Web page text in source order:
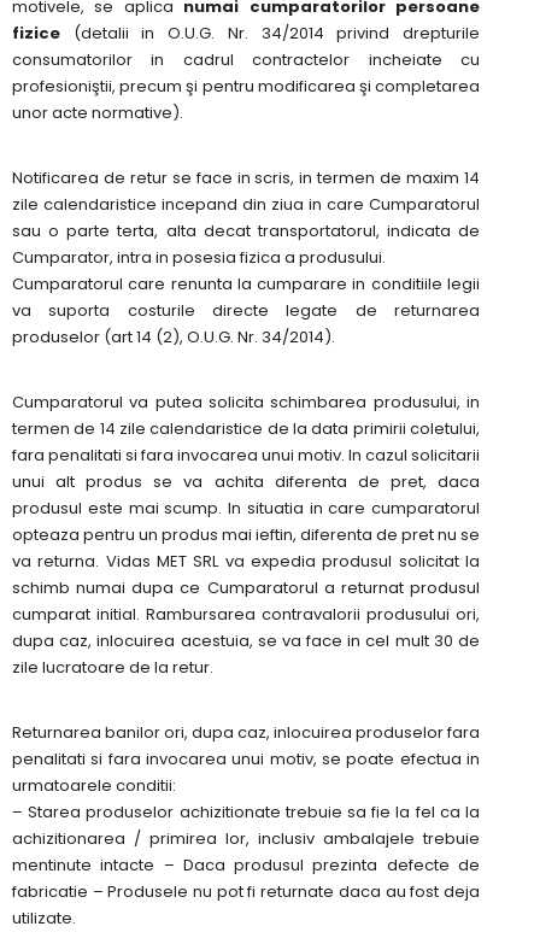
motivele, se aplica numai cumparatorilor persoane
fizice (detalii in O.U.G. Nr. 34/2014 privind drepturile
consumatorilor in cadrul contractelor incheiate cu
profesioniştii, precum şi pentru modificarea şi completarea
unor acte normative).
Notificarea de retur se face in scris, in termen de maxim 14
zile calendaristice incepand din ziua in care Cumparatorul
sau o parte terta, alta decat transportatorul, indicata de
Cumparator, intra in posesia fizica a produsului.
Cumparatorul care renunta la cumparare in conditiile legii
va suporta costurile directe legate de returnarea
produselor (art 14 (2), O.U.G. Nr. 34/2014).
Cumparatorul va putea solicita schimbarea produsului, in
termen de 14 zile calendaristice de la data primirii coletului,
fara penalitati si fara invocarea unui motiv. In cazul solicitarii
unui alt produs se va achita diferenta de pret, daca
produsul este mai scump. In situatia in care cumparatorul
opteaza pentru un produs mai ieftin, diferenta de pret nu se
va returna. Vidas MET SRL va expedia produsul solicitat la
schimb numai dupa ce Cumparatorul a returnat produsul
cumparat initial. Rambursarea contravalorii produsului ori,
dupa caz, inlocuirea acestuia, se va face in cel mult 30 de
zile lucratoare de la retur.
Returnarea banilor ori, dupa caz, inlocuirea produselor fara
penalitati si fara invocarea unui motiv, se poate efectua in
urmatoarele conditii:
– Starea produselor achizitionate trebuie sa fie la fel ca la
achizitionarea / primirea lor, inclusiv ambalajele trebuie
mentinute intacte – Daca produsul prezinta defecte de
fabricatie – Produsele nu pot fi returnate daca au fost deja
utilizate.